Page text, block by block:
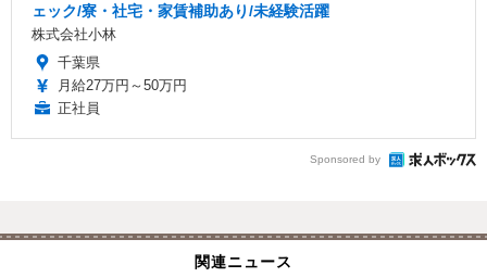
ェック/寮・社宅・家賃補助あり/未経験活躍
株式会社小林
千葉県
月給27万円～50万円
正社員
Sponsored by
関連ニュース